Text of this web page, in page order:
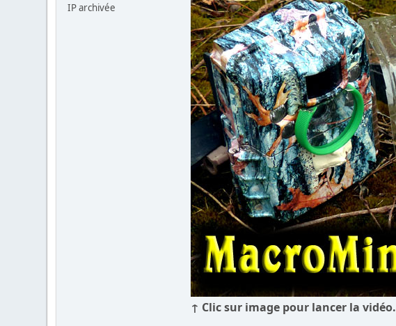
IP archivée
↑ Clic sur image pour lancer la vidéo.